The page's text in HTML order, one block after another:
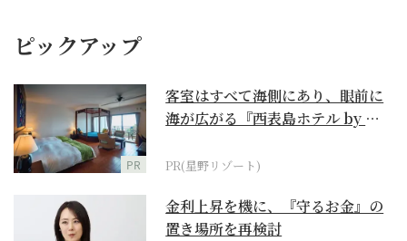
ピックアップ
PR
客室はすべて海側にあり、眼前に
海が広がる『西表島ホテル by 星
PR(星野リゾート)
金利上昇を機に、『守るお金』の
置き場所を再検討